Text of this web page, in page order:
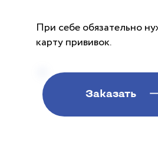
При себе обязательно
карту прививок.
Заказать